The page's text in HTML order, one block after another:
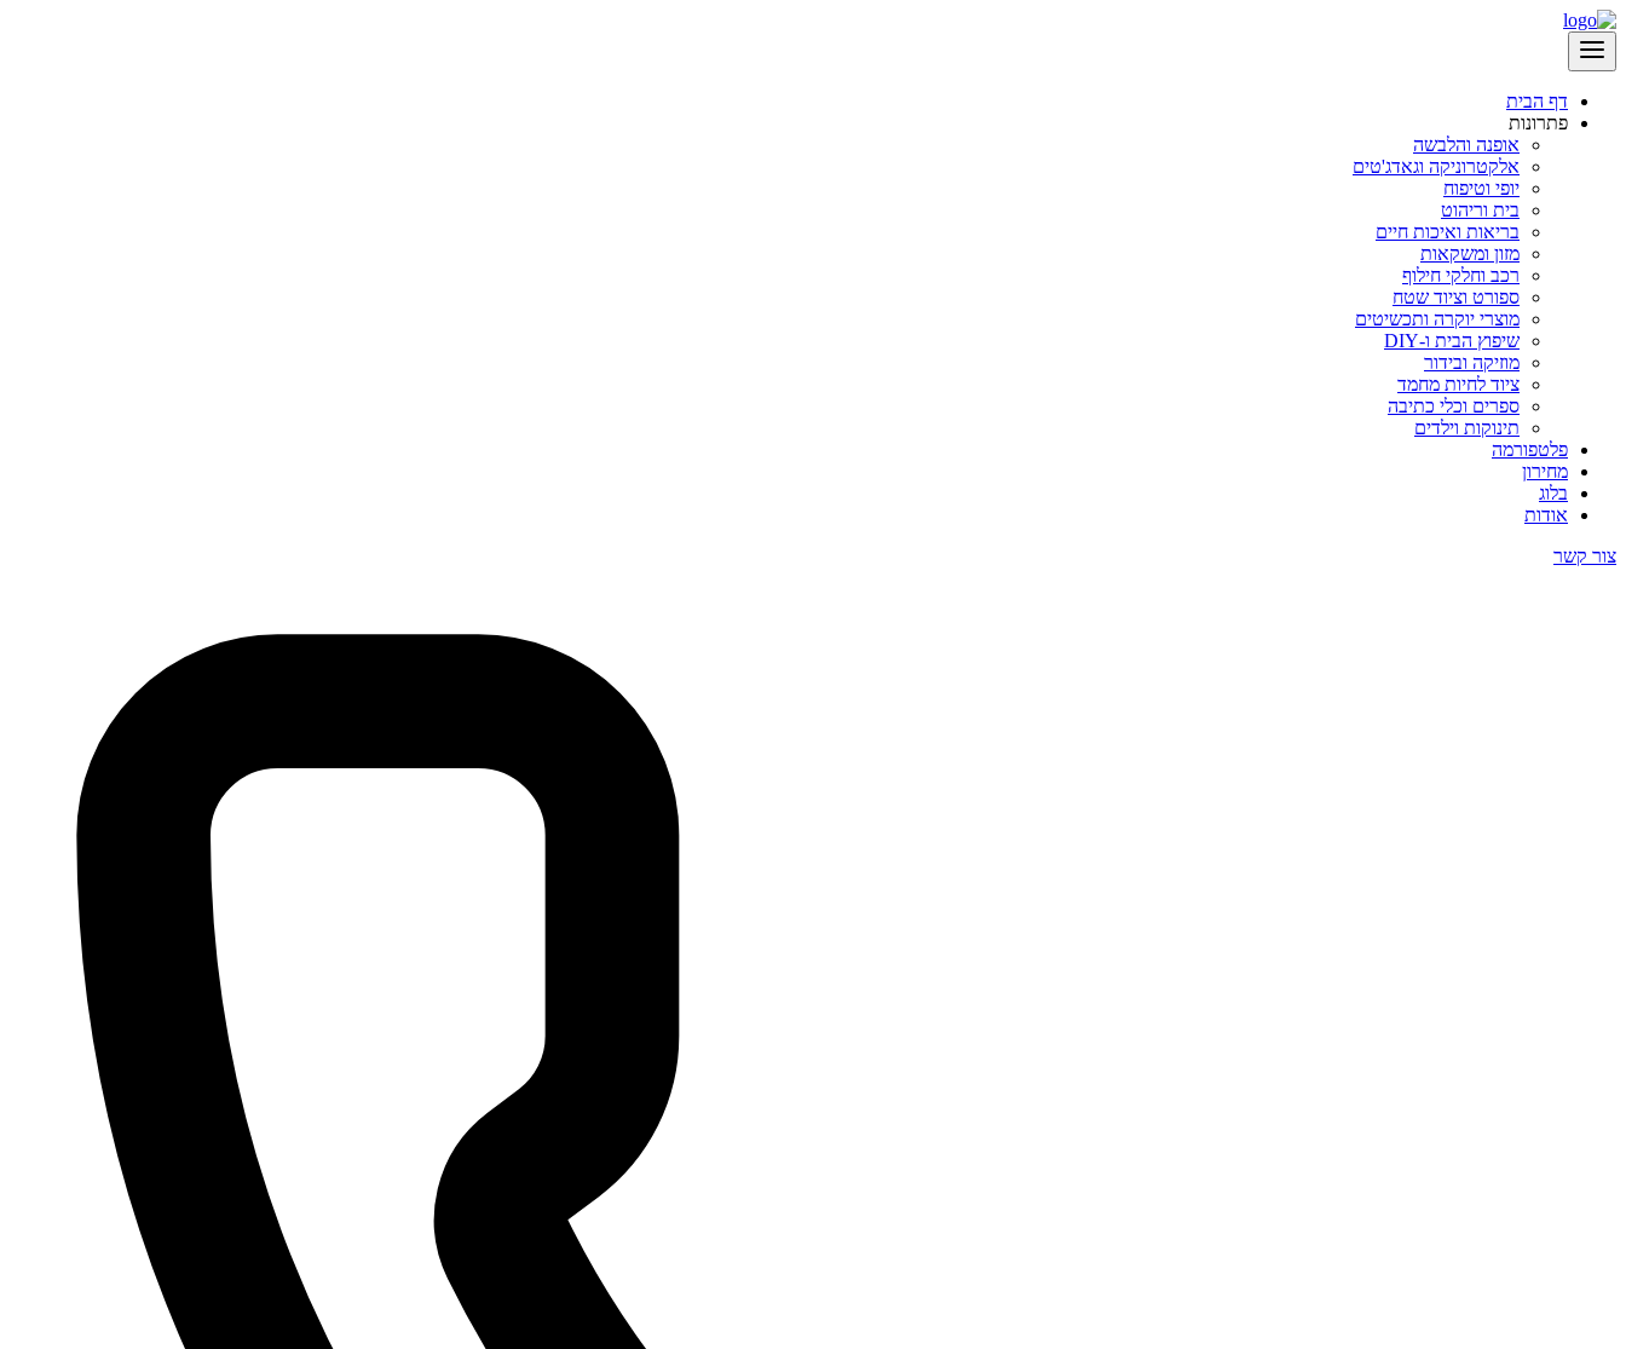
דף הבית
פתרונות
אופנה והלבשה
אלקטרוניקה וגאדג'טים
יופי וטיפוח
בית וריהוט
בריאות ואיכות חיים
מזון ומשקאות
רכב וחלקי חילוף
ספורט וציוד שטח
מוצרי יוקרה ותכשיטים
שיפוץ הבית ו-DIY
מוזיקה ובידור
ציוד לחיות מחמד
ספרים וכלי כתיבה
תינוקות וילדים
פלטפורמה
מחירון
בלוג
אודות
צור קשר